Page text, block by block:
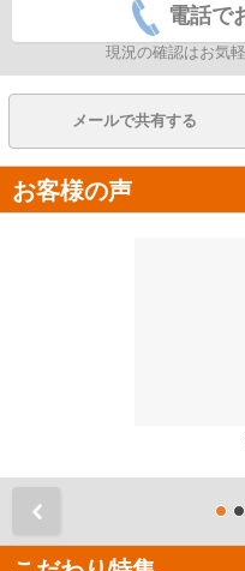
電話で
現況の確認はお気
メールで共有する
お客様の声